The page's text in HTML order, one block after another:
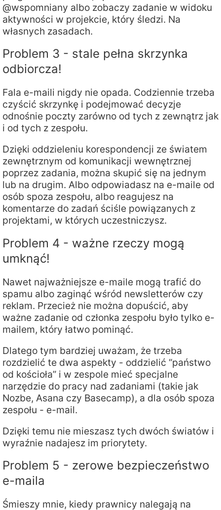
@wspomniany albo zobaczy zadanie w widoku
aktywności w projekcie, który śledzi. Na
własnych zasadach.
Problem 3 - stale pełna skrzynka
odbiorcza!
Fala e-maili nigdy nie opada. Codziennie trzeba
czyścić skrzynkę i podejmować decyzje
odnośnie poczty zarówno od tych z zewnątrz jak
i od tych z zespołu.
Dzięki oddzieleniu korespondencji ze światem
zewnętrznym od komunikacji wewnętrznej
poprzez zadania, można skupić się na jednym
lub na drugim. Albo odpowiadasz na e-maile od
osób spoza zespołu, albo reagujesz na
komentarze do zadań ściśle powiązanych z
projektami, w których uczestniczysz.
Problem 4 - ważne rzeczy mogą
umknąć!
Nawet najważniejsze e-maile mogą trafić do
spamu albo zaginąć wśród newsletterów czy
reklam. Przecież nie można dopuścić, aby
ważne zadanie od członka zespołu było tylko e-
mailem, który łatwo pominąć.
Dlatego tym bardziej uważam, że trzeba
rozdzielić te dwa aspekty - oddzielić “państwo
od kościoła” i w zespole mieć specjalne
narzędzie do pracy nad zadaniami (takie jak
Nozbe, Asana czy Basecamp), a dla osób spoza
zespołu - e-mail.
Dzięki temu nie mieszasz tych dwóch światów i
wyraźnie nadajesz im priorytety.
Problem 5 - zerowe bezpieczeństwo
e-maila
Śmieszy mnie, kiedy prawnicy nalegają na